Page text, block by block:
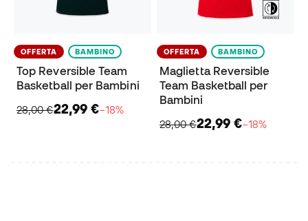
OFFERTA BAMBINO
Top Reversible Team
Basketball per Bambini
28,00 €22,99 €−18%
OFFERTA BAMBINO
Maglietta Reversible
Team Basketball per
Bambini
28,00 €22,99 €−18%